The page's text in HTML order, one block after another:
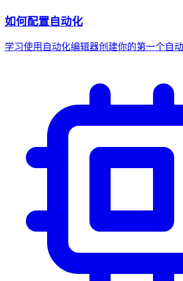
如何配置自动化
学习使用自动化编辑器创建你的第一个自